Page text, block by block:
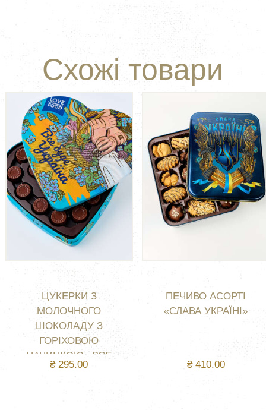
Схожі товари
ЦУКЕРКИ З
МОЛОЧНОГО
ШОКОЛАДУ З
ГОРІХОВОЮ
НАЧИНКОЮ «ВСЕ
БУДЕ УКРАЇНА»
₴295.00
ПЕЧИВО АСОРТІ
«СЛАВА УКРАЇНІ»
₴410.00